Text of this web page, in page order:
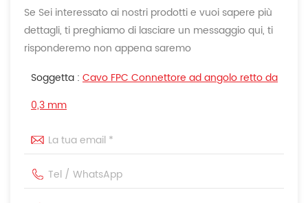
Se Sei interessato ai nostri prodotti e vuoi sapere più
dettagli, ti preghiamo di lasciare un messaggio qui, ti
risponderemo non appena saremo
Soggetta : Cavo FPC Connettore ad angolo retto da
0,3 mm